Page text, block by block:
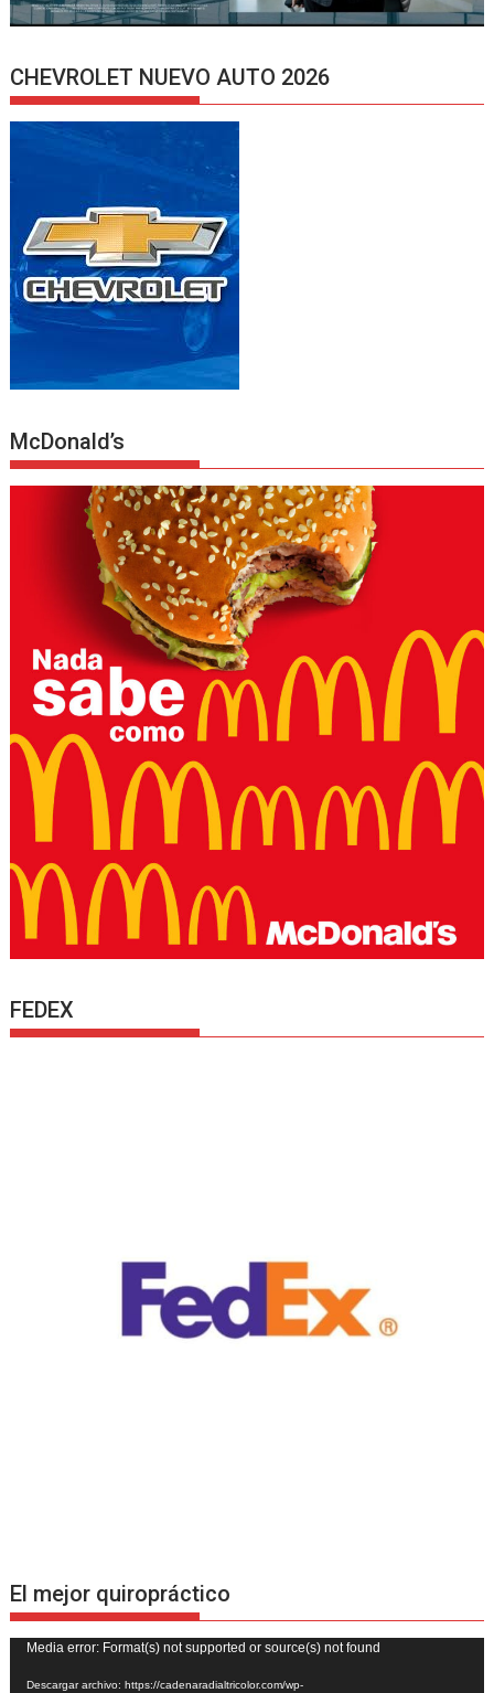
CHEVROLET NUEVO AUTO 2026
McDonald’s
FEDEX
El mejor quiropráctico
Reproductor
de
Media error: Format(s) not supported or source(s) not found
Descargar archivo: https://cadenaradialtricolor.com/wp-